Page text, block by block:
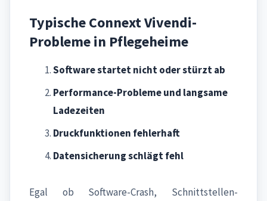
Typische Connext Vivendi-
Probleme in Pflegeheime
Software startet nicht oder stürzt ab
Performance-Probleme und langsame
Ladezeiten
Druckfunktionen fehlerhaft
Datensicherung schlägt fehl
Egal ob Software-Crash, Schnittstellen-